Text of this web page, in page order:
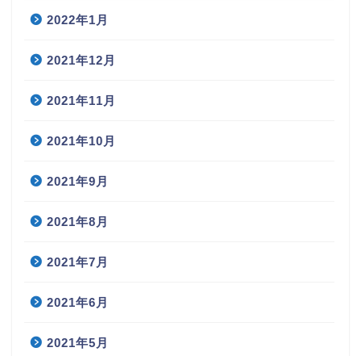
2022年1月
2021年12月
2021年11月
2021年10月
2021年9月
2021年8月
2021年7月
2021年6月
2021年5月